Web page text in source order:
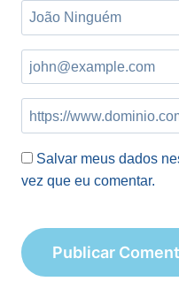
Salvar meus dados
vez que eu comentar.